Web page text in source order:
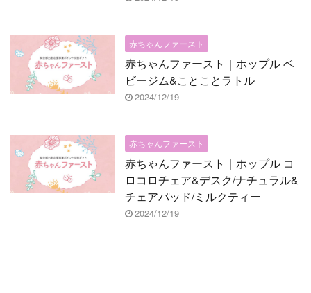
赤ちゃんファースト
赤ちゃんファースト｜ホップル ベ
ビージム&ことことラトル
2024/12/19
赤ちゃんファースト
赤ちゃんファースト｜ホップル コ
ロコロチェア&デスク/ナチュラル&
チェアパッド/ミルクティー
2024/12/19